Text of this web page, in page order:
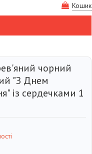
Кошик
чорний
"З Днем
із сердечками 1